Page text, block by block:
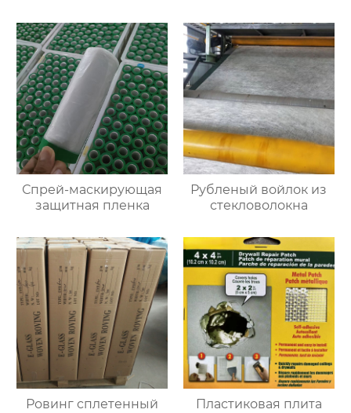
Спрей-маскирующая
защитная пленка
Рубленый войлок из
стекловолокна
Ровинг сплетенный
Пластиковая плита